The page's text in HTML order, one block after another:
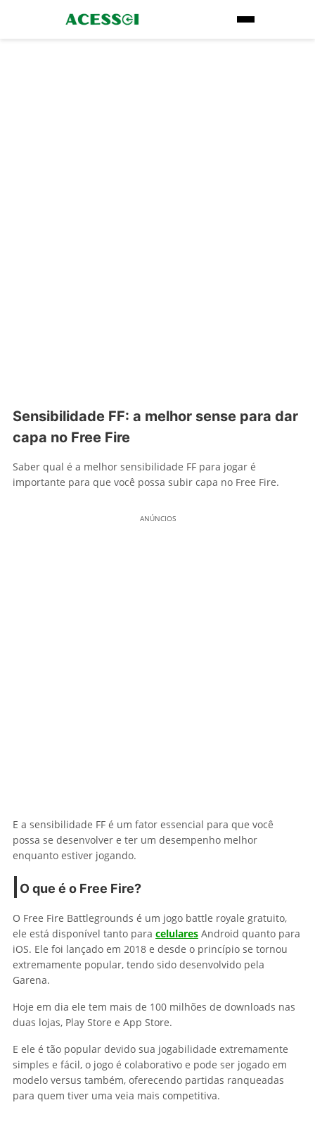
Sensibilidade FF: a melhor sense para dar
capa no Free Fire
Saber qual é a melhor sensibilidade FF para jogar é
importante para que você possa subir capa no Free Fire.
ANÚNCIOS
E a sensibilidade FF é um fator essencial para que você
possa se desenvolver e ter um desempenho melhor
enquanto estiver jogando.
O que é o Free Fire?
O Free Fire Battlegrounds é um jogo battle royale gratuito,
ele está disponível tanto para celulares Android quanto para
iOS. Ele foi lançado em 2018 e desde o princípio se tornou
extremamente popular, tendo sido desenvolvido pela
Garena.
Hoje em dia ele tem mais de 100 milhões de downloads nas
duas lojas, Play Store e App Store.
E ele é tão popular devido sua jogabilidade extremamente
simples e fácil, o jogo é colaborativo e pode ser jogado em
modelo versus também, oferecendo partidas ranqueadas
para quem tiver uma veia mais competitiva.